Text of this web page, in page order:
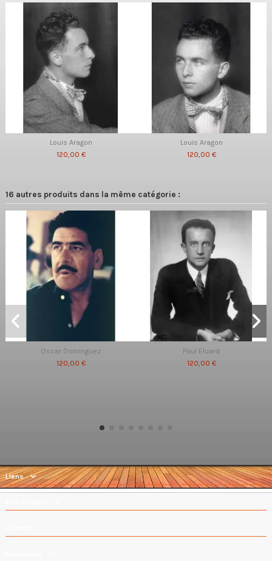
Louis Aragon
120,00 €
Louis Aragon
120,00 €
16 autres produits dans la même catégorie :
Oscar Dominguez
120,00 €
Paul Eluard
120,00 €
Liens